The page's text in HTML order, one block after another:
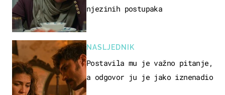
njezinih postupaka
NASLJEDNIK
Postavila mu je važno pitanje,
a odgovor ju je jako iznenadio